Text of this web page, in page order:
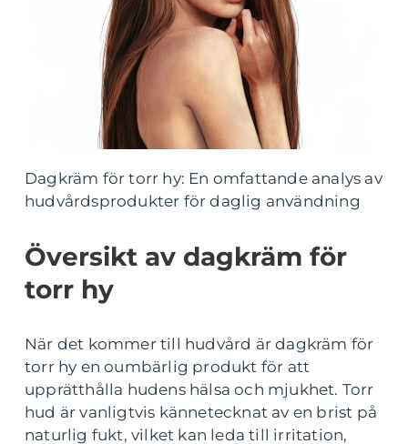
Dagkräm för torr hy: En omfattande analys av
hudvårdsprodukter för daglig användning
Översikt av dagkräm för
torr hy
När det kommer till hudvård är dagkräm för
torr hy en oumbärlig produkt för att
upprätthålla hudens hälsa och mjukhet. Torr
hud är vanligtvis kännetecknat av en brist på
naturlig fukt, vilket kan leda till irritation,